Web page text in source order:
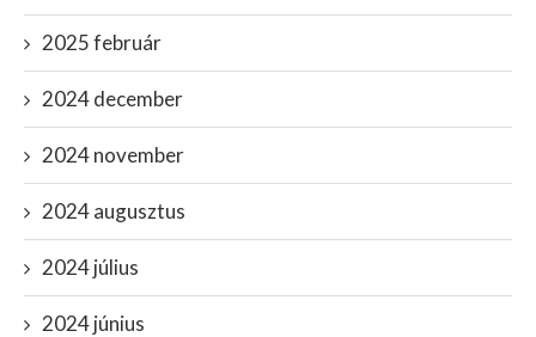
2025 február
2024 december
2024 november
2024 augusztus
2024 július
2024 június